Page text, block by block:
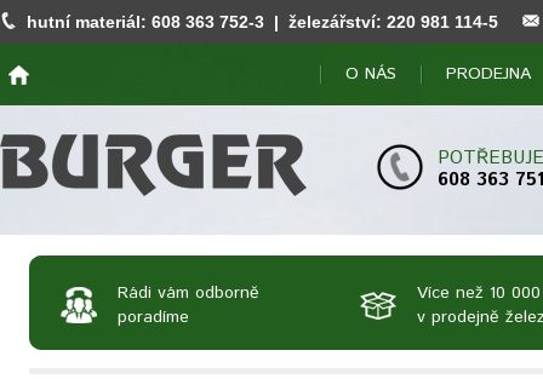
hutní materiál: 608 363 752-3 | železářství: 220 981 114-5
O NÁS PRODEJNA
608 363 751
Rádi vám odborně
poradíme
Více než 10
v prodejně